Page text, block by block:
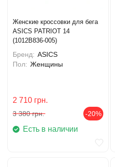
Женские кроссовки для бега
ASICS PATRIOT 14
(1012B836-005)
Бренд: ASICS
Пол: Женщины
2 710 грн.
3 380 грн. -20%
Есть в наличии